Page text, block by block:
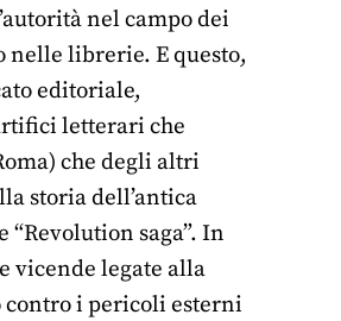
nel campo dei
nelle librerie. E questo,
editoriale,
letterari che
che degli altri
storia dell’antica
“Revolution saga”. In
vicende legate alla
contro i pericoli esterni